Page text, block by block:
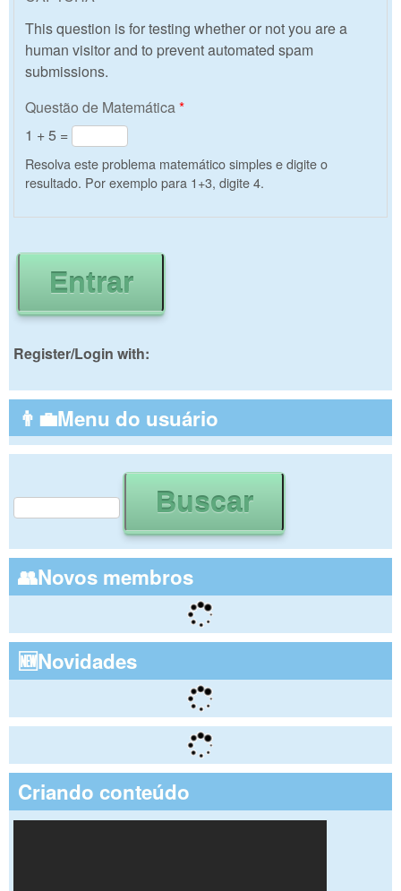
This question is for testing whether or not you are a
human visitor and to prevent automated spam
submissions.
Questão de Matemática*
1 + 5 =
Resolva este problema matemático simples e digite o
resultado. Por exemplo para 1+3, digite 4.
Register/Login with:
👨‍💼Menu do usuário
Formulário de busca
👥Novos membros
🆕Novidades
Criando conteúdo